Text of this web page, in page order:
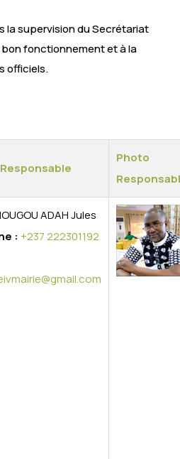
la supervision du Secrétariat
bon fonctionnement et à la
officiels.
Photo
ADAH Jules
: +237 222301192